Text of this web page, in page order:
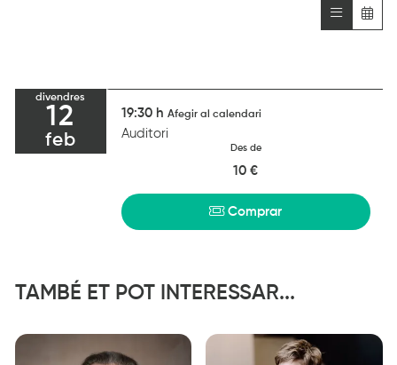
divendres
12
feb
19:30 h Afegir al calendari
Auditori
Des de
10 €
Comprar
TAMBÉ ET POT INTERESSAR...